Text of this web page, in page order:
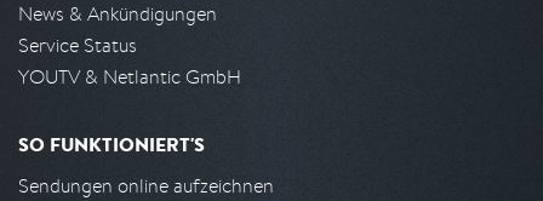
News & Ankündigungen
Service Status
YOUTV & Netlantic GmbH
SO FUNKTIONIERT'S
Sendungen online aufzeichnen